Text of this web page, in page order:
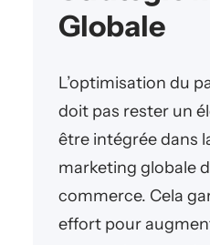
Globale
L’optimisation du
doit pas rester un
être intégrée dans
marketing globale
commerce. Cela
effort pour